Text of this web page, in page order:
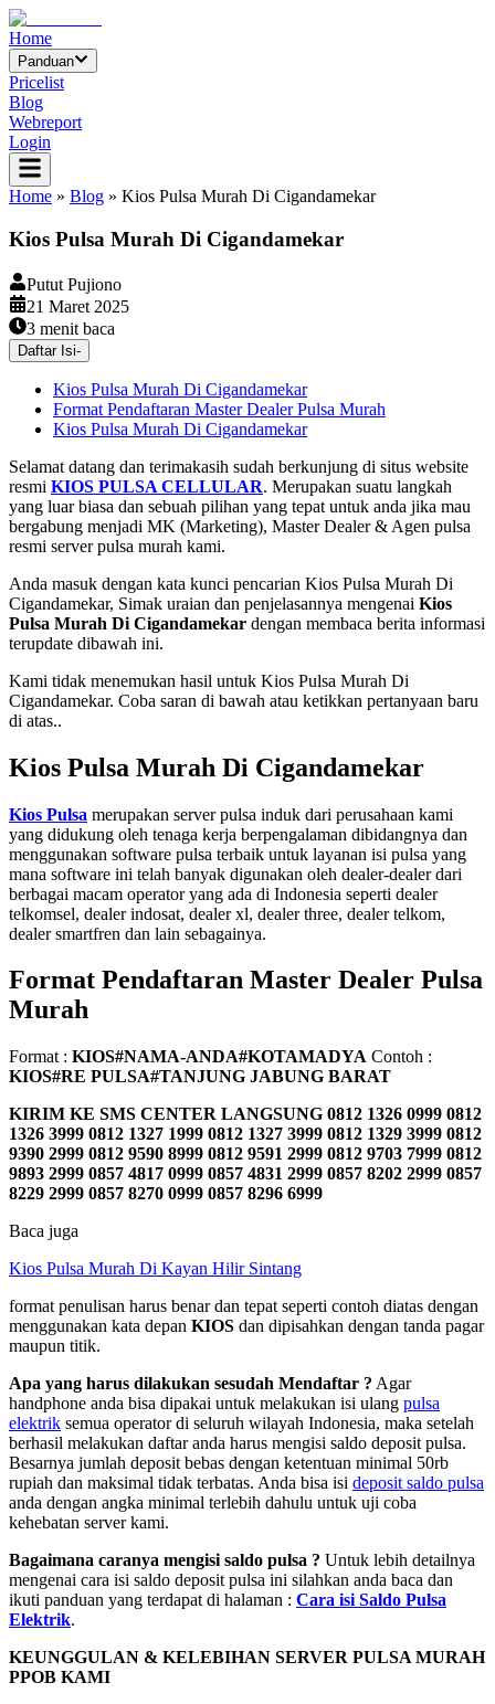
Home
Panduan
Pricelist
Blog
Webreport
Login
Home » Blog » Kios Pulsa Murah Di Cigandamekar
Kios Pulsa Murah Di Cigandamekar
Putut Pujiono
21 Maret 2025
3 menit baca
Daftar Isi-
Kios Pulsa Murah Di Cigandamekar
Format Pendaftaran Master Dealer Pulsa Murah
Kios Pulsa Murah Di Cigandamekar
Selamat datang dan terimakasih sudah berkunjung di situs website
resmi KIOS PULSA CELLULAR. Merupakan suatu langkah
yang luar biasa dan sebuah pilihan yang tepat untuk anda jika mau
bergabung menjadi MK (Marketing), Master Dealer & Agen pulsa
resmi server pulsa murah kami.
Anda masuk dengan kata kunci pencarian Kios Pulsa Murah Di
Cigandamekar, Simak uraian dan penjelasannya mengenai Kios
Pulsa Murah Di Cigandamekar dengan membaca berita informasi
terupdate dibawah ini.
Kami tidak menemukan hasil untuk Kios Pulsa Murah Di
Cigandamekar. Coba saran di bawah atau ketikkan pertanyaan baru
di atas..
Kios Pulsa Murah Di Cigandamekar
Kios Pulsa merupakan server pulsa induk dari perusahaan kami
yang didukung oleh tenaga kerja berpengalaman dibidangnya dan
menggunakan software pulsa terbaik untuk layanan isi pulsa yang
mana software ini telah banyak digunakan oleh dealer-dealer dari
berbagai macam operator yang ada di Indonesia seperti dealer
telkomsel, dealer indosat, dealer xl, dealer three, dealer telkom,
dealer smartfren dan lain sebagainya.
Format Pendaftaran Master Dealer Pulsa
Murah
Format : KIOS#NAMA-ANDA#KOTAMADYA Contoh :
KIOS#RE PULSA#TANJUNG JABUNG BARAT
KIRIM KE SMS CENTER LANGSUNG 0812 1326 0999 0812
1326 3999 0812 1327 1999 0812 1327 3999 0812 1329 3999 0812
9390 2999 0812 9590 8999 0812 9591 2999 0812 9703 7999 0812
9893 2999 0857 4817 0999 0857 4831 2999 0857 8202 2999 0857
8229 2999 0857 8270 0999 0857 8296 6999
Baca juga
Kios Pulsa Murah Di Kayan Hilir Sintang
format penulisan harus benar dan tepat seperti contoh diatas dengan
menggunakan kata depan KIOS dan dipisahkan dengan tanda pagar
maupun titik.
Apa yang harus dilakukan sesudah Mendaftar ? Agar
handphone anda bisa dipakai untuk melakukan isi ulang pulsa
elektrik semua operator di seluruh wilayah Indonesia, maka setelah
berhasil melakukan daftar anda harus mengisi saldo deposit pulsa.
Besarnya jumlah deposit bebas dengan ketentuan minimal 50rb
rupiah dan maksimal tidak terbatas. Anda bisa isi deposit saldo pulsa
anda dengan angka minimal terlebih dahulu untuk uji coba
kehebatan server kami.
Bagaimana caranya mengisi saldo pulsa ? Untuk lebih detailnya
mengenai cara isi saldo deposit pulsa ini silahkan anda baca dan
ikuti panduan yang terdapat di halaman : Cara isi Saldo Pulsa
Elektrik.
KEUNGGULAN & KELEBIHAN SERVER PULSA MURAH
PPOB KAMI